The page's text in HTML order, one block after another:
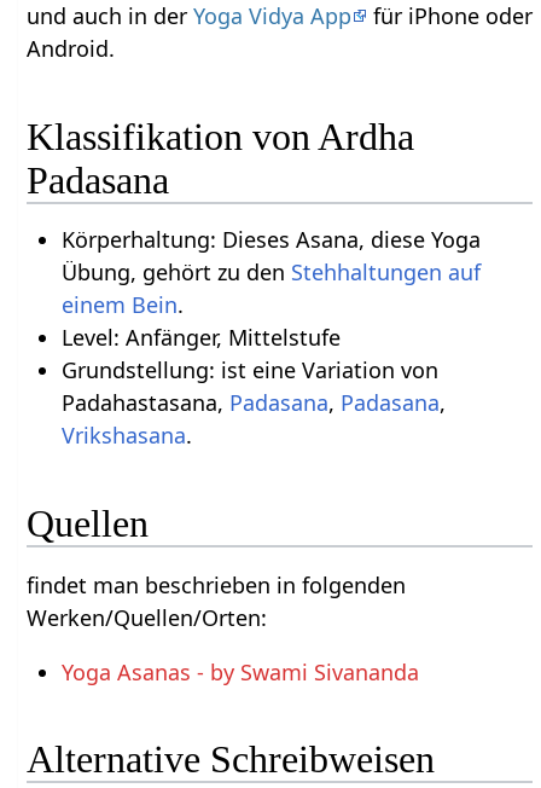
und auch in derYoga Vidya App
für iPhone oder
Android.
Klassifikation von Ardha
Padasana
Körperhaltung: Dieses Asana, diese Yoga
Übung, gehört zu den Stehhaltungen auf
einem Bein.
Level: Anfänger, Mittelstufe
Grundstellung: ist eine Variation von
Padahastasana, Padasana, Padasana,
Vrikshasana.
Quellen
findet man beschrieben in folgenden
Werken/Quellen/Orten:
Yoga Asanas - by Swami Sivananda
Alternative Schreibweisen